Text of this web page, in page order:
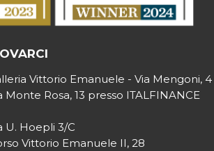
Vittorio Emanuele - Via Mengoni, 4
Monte Rosa, 13 presso ITALFINANCE
U. Hoepli 3/C
Vittorio Emanuele II, 28